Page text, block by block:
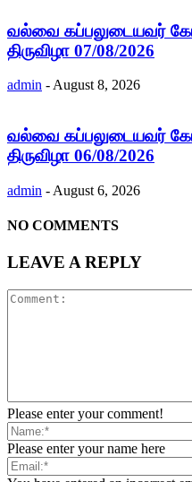
வல்வை கப்பலுடையவர்
திருவிழா 07/08/2026
admin - August 8, 2026
வல்வை கப்பலுடையவர்
திருவிழா 06/08/2026
admin - August 6, 2026
NO COMMENTS
LEAVE A REPLY
Please enter your comment!
Please enter your name here